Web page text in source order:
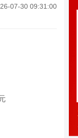
07-30 09:31:00